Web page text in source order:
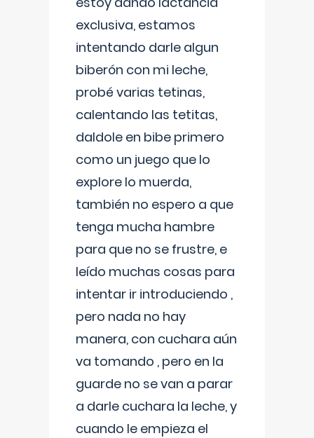
exclusiva, estamos
intentando darle algun
biberón con mi leche,
probé varias tetinas,
calentando las tetitas,
daldole en bibe primero
como un juego que lo
explore lo muerda,
también no espero a que
tenga mucha hambre
para que no se frustre, e
leído muchas cosas para
intentar ir introduciendo ,
pero nada no hay
manera, con cuchara aún
va tomando , pero en la
guarde no se van a parar
a darle cuchara la leche, y
cuando le empieza el